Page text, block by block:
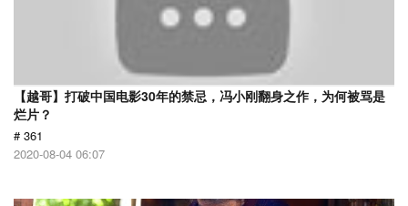
【越哥】打破中国电影30年的禁忌，冯小刚翻身之作，为何被骂是
烂片？
# 361
2020-08-04 06:07